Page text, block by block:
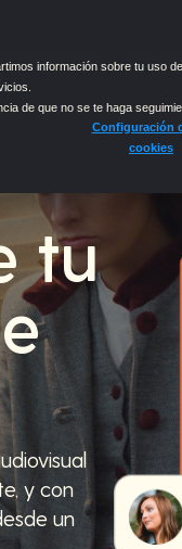
información sobre tu uso
de que no se te haga
Configuración
cookies
Plataforma Precios
tu
y con
un